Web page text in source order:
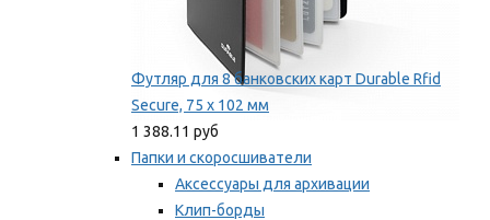
Футляр для 8 банковских карт Durable Rfid
Secure, 75 х 102 мм
1 388.11 руб
Папки и скоросшиватели
Аксессуары для архивации
Клип-борды